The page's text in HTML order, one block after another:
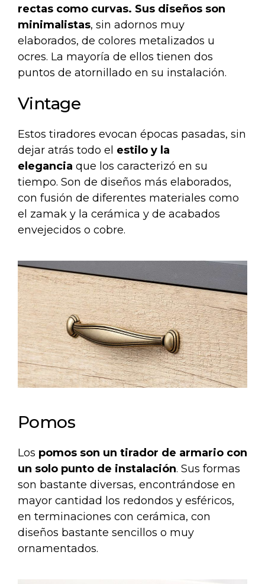
rectas como curvas. Sus diseños son
minimalistas, sin adornos muy
elaborados, de colores metalizados u
ocres. La mayoría de ellos tienen dos
puntos de atornillado en su instalación.
Vintage
Estos tiradores evocan épocas pasadas, sin
dejar atrás todo el estilo y la
elegancia que los caracterizó en su
tiempo. Son de diseños más elaborados,
con fusión de diferentes materiales como
el zamak y la cerámica y de acabados
envejecidos o cobre.
Pomos
Los pomos son un tirador de armario con
un solo punto de instalación. Sus formas
son bastante diversas, encontrándose en
mayor cantidad los redondos y esféricos,
en terminaciones con cerámica, con
diseños bastante sencillos o muy
ornamentados.